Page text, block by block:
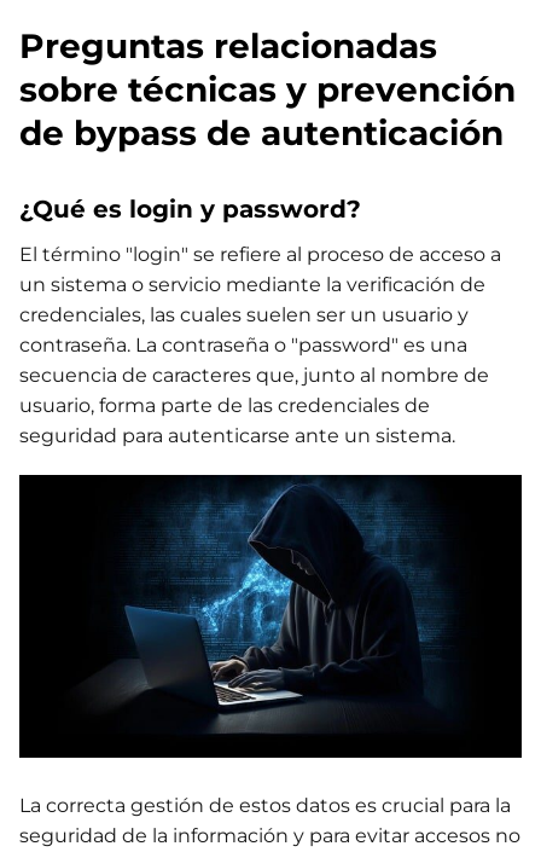
Preguntas relacionadas
sobre técnicas y prevención
de bypass de autenticación
¿Qué es login y password?
El término "login" se refiere al proceso de acceso a
un sistema o servicio mediante la verificación de
credenciales, las cuales suelen ser un usuario y
contraseña. La contraseña o "password" es una
secuencia de caracteres que, junto al nombre de
usuario, forma parte de las credenciales de
seguridad para autenticarse ante un sistema.
La correcta gestión de estos datos es crucial para la
seguridad de la información y para evitar accesos no